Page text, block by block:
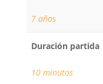
7 años
Duración partida
10 minutos